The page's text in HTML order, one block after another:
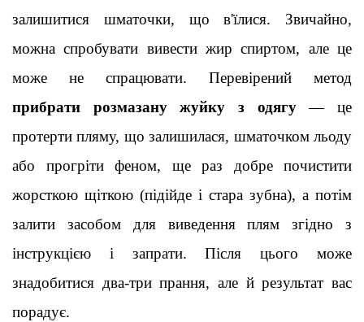
залишитися шматочки, що в'їлися. Звичайно,
можна спробувати вивести жир спиртом, але це
прибрати розмазану жуйку з одягу — це
протерти пляму, що залишилася, шматочком льоду
або прогріти феном, ще раз добре почистити
жорсткою щіткою (підійде і стара зубна), а потім
залити засобом для виведення плям згідно з
інструкцією і запрати. Після цього може
знадобитися два-три прання, але й результат вас
порадує.